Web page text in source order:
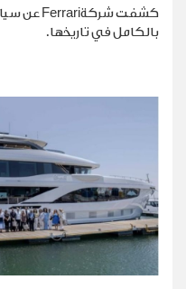
بالكامل في تاريخها.